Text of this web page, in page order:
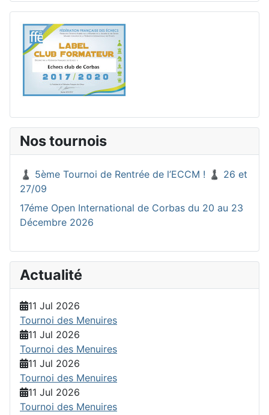
Nos tournois
♟️ 5ème Tournoi de Rentrée de l’ECCM ! ♟️ 26 et
27/09
17éme Open International de Corbas du 20 au 23
Décembre 2026
Actualité
11 Jul 2026
Tournoi des Menuires
11 Jul 2026
Tournoi des Menuires
11 Jul 2026
Tournoi des Menuires
11 Jul 2026
Tournoi des Menuires